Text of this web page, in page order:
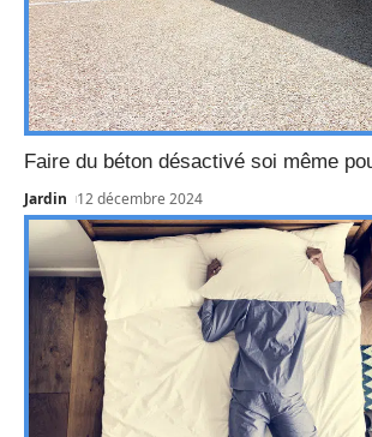
Faire du béton désactivé soi même
Jardin 12 décembre 2024